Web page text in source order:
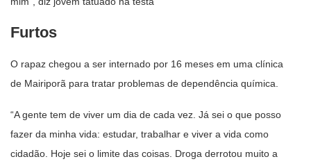
Furtos
O rapaz chegou a ser internado por 16 meses em uma clínica
de Mairiporã para tratar problemas de dependência química.
“A gente tem de viver um dia de cada vez. Já sei o que posso
fazer da minha vida: estudar, trabalhar e viver a vida como
cidadão. Hoje sei o limite das coisas. Droga derrotou muito a